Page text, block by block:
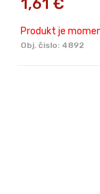
Produkt je
Obj. čislo: 4892